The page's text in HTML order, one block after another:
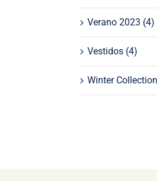
Verano 2023 (4)
Vestidos (4)
Winter Collection